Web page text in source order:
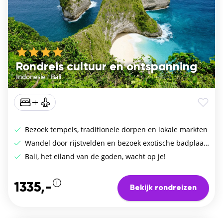
Rondreis cultuur en ontspanning
Indonesie/Bali
Bezoek tempels, traditionele dorpen en lokale markten
Wandel door rijstvelden en bezoek exotische badplaatsen.
Bali, het eiland van de goden, wacht op je!
1335,- Bekijk rondreizen